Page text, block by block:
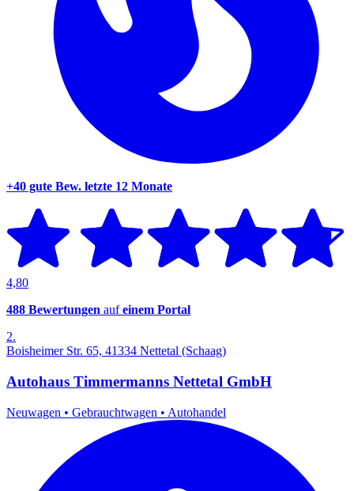
+40 gute Bew. letzte 12 Monate
4,80
488 Bewertungen aufeinem Portal
2.
Boisheimer Str. 65, 41334 Nettetal (Schaag)
Autohaus Timmermanns Nettetal GmbH
Neuwagen • Gebrauchtwagen • Autohandel